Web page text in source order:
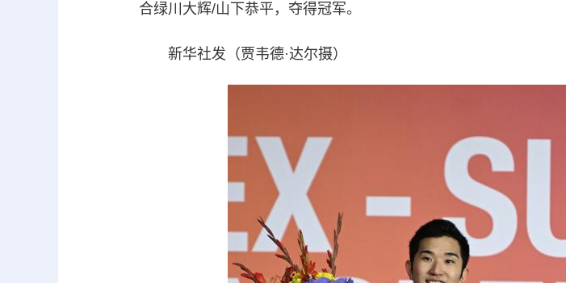
合绿川大辉/山下恭平，夺得冠军。
新华社发（贾韦德·达尔摄）